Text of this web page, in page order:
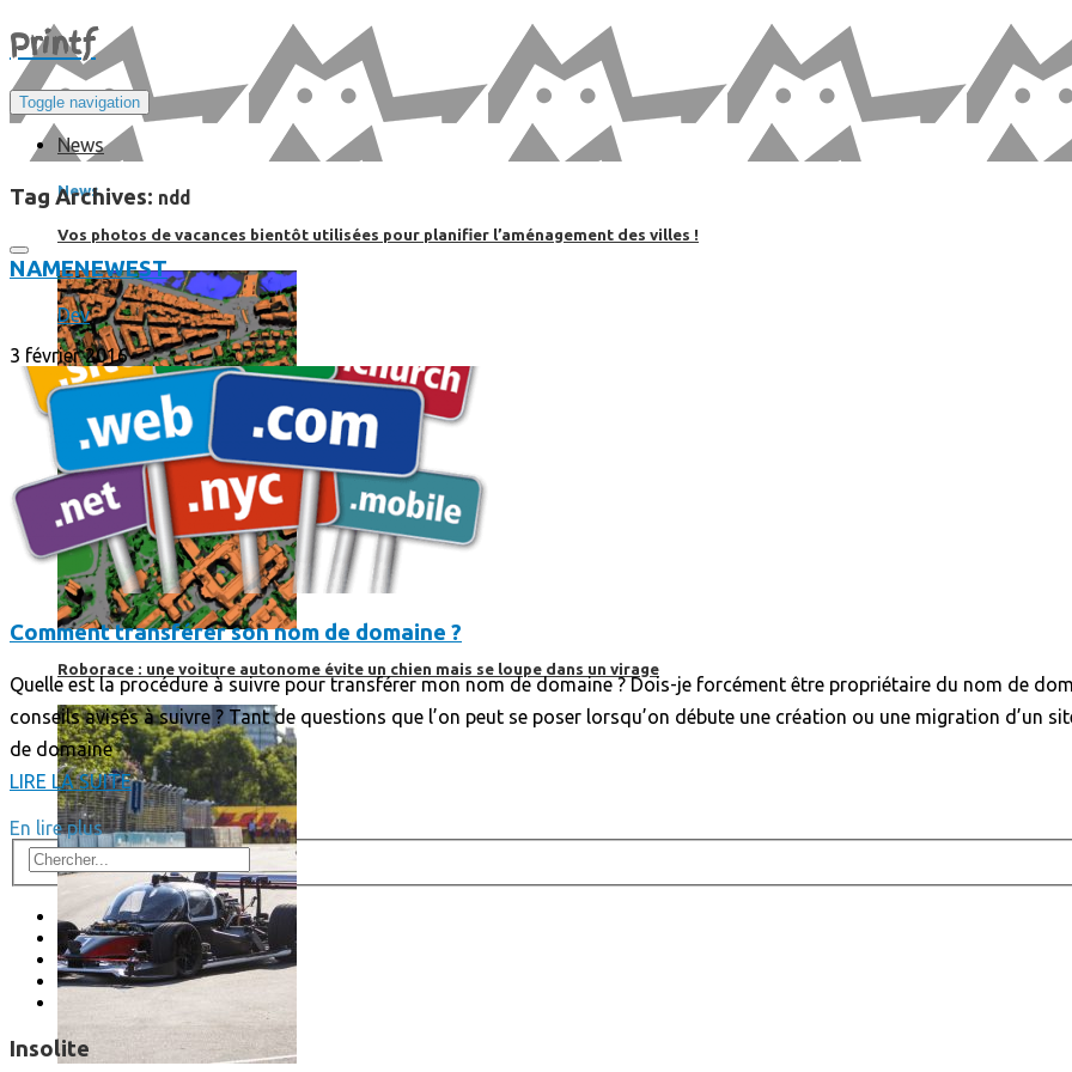
Printf
Toggle navigation
News
News
Vos photos de vacances bientôt utilisées pour planifier l’aménagement des villes !
Roborace : une voiture autonome évite un chien mais se loupe dans un virage
Tag Archives: ndd
NAMENEWEST
Dev
3 février 2016
Comment transférer son nom de domaine ?
Quelle est la procédure à suivre pour transférer mon nom de domaine ? Dois-je forcément être propriétaire du nom de
conseils avisés à suivre ? Tant de questions que l’on peut se poser lorsqu’on débute une création ou une migration d’un
de domaine
LIRE LA SUITE
En lire plus
Insolite